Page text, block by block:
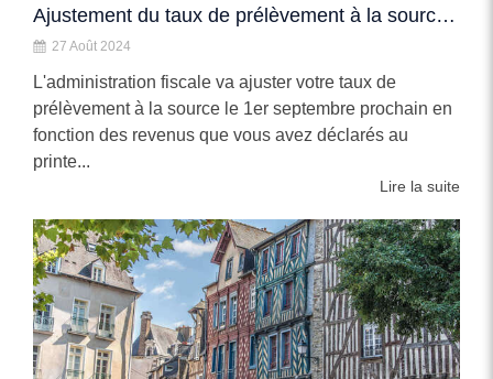
Ajustement du taux de prélèvement à la source : ce qu'il faut savoir pour septembre
27 Août 2024
L'administration fiscale va ajuster votre taux de
prélèvement à la source le 1er septembre prochain en
fonction des revenus que vous avez déclarés au
printe...
Lire la suite